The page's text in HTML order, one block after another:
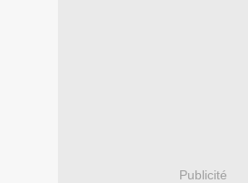
Publicité